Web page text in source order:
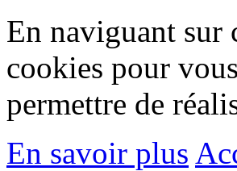
En naviguant sur
cookies pour
permettre de
En savoir plus